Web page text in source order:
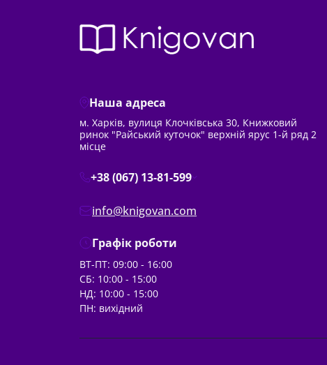
Наша адреса
м. Харків, вулиця Клочківська 30, Книжковий
ринок "Райський куточок" верхній ярус 1-й ряд 2
місце
+38 (067) 13-81-599
info@knigovan.com
Графік роботи
ВТ-ПТ: 09:00 - 16:00
СБ: 10:00 - 15:00
НД: 10:00 - 15:00
ПН: вихідний